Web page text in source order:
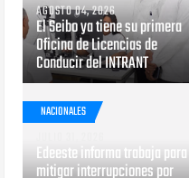
AGOSTO 04, 2026
El Seibo ya tiene su primera
Oficina de Licencias de
Conducir del INTRANT
NACIONALES
Edeeste informa trabaja para
mitigar interrupciones por